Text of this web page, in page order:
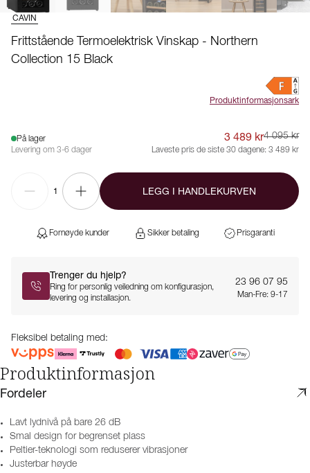
CAVIN
Frittstående Termoelektrisk Vinskap - Northern
Collection 15 Black
Produktinformasjonsark
På lager
Levering om 3-6 dager
3 489 kr4 095 kr
Laveste pris de siste 30 dagene: 3 489 kr
1 LEGG I HANDLEKURVEN
Fornøyde kunder Sikker betaling Prisgaranti
Trenger du hjelp?
Ring for personlig veiledning om konfigurasjon,
levering og installasjon.
23 96 07 95
Man-Fre: 9-17
Fleksibel betaling med:
Produktinformasjon
Fordeler
Lavt lydnivå på bare 26 dB
Smal design for begrenset plass
Peltier-teknologi som reduserer vibrasjoner
Justerbar høyde